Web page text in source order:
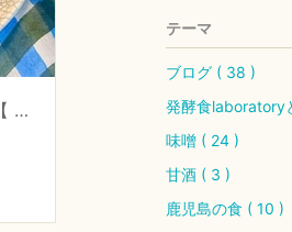
♡ 柿とかぶらの生ハムサラダ♡【 #発酵調味 #塩麹 】
テーマ
ブログ ( 38 )
発酵食laboratory
味噌 ( 24 )
甘酒 ( 3 )
鹿児島の食 ( 10 )